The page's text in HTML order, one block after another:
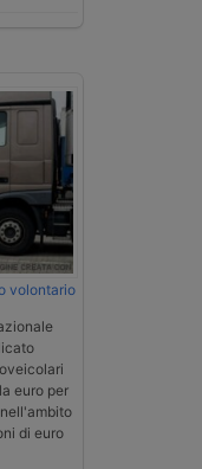
volontario
euro per
di euro